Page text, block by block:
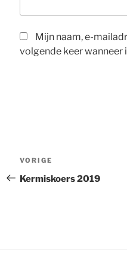
Mijn naam, e-
volgende keer wanneer
Berichtnavigatie
Vorig
bericht
VORIGE
Kermiskoers 2019